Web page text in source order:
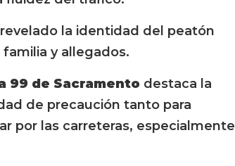
la identidad del peatón
y allegados.
99 de Sacramento destaca la
de precaución tanto para
por las carreteras, especialmente